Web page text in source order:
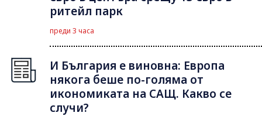
ритейл парк
преди 3 часа
И България е виновна: Европа
някога беше по-голяма от
икономиката на САЩ. Какво се
случи?